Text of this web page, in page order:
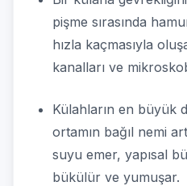
pişme sırasında
hızla kaçmasıyla
kanalları ve
Külahların en büyük
ortamın bağıl nemi
suyu emer, yapısal
bükülür ve yumuşar.